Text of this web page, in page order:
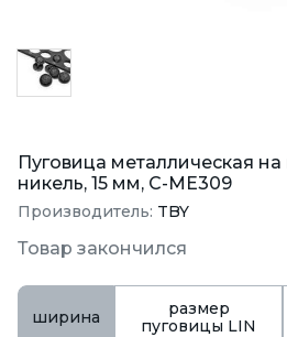
Пуговица металлическая
никель, 15 мм, С-МЕ309
Производитель: TBY
Товар закончился
ширина
размер
пуговицы LIN